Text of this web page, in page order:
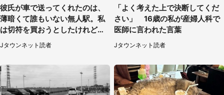
彼氏が車で送ってくれたのは、
薄暗くて誰もいない無人駅。私
は切符を買おうとしたけれど
（山形県・20代女性）
Jタウンネット読者
「よく考えた上で決断してくだ
さい」 16歳の私が産婦人科で
医師に言われた言葉
Jタウンネット読者